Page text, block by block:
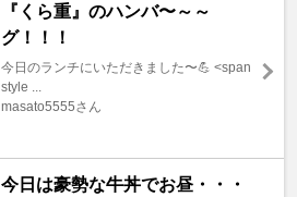
『くら重』のハンバ〜～～
グ！！！
今日のランチにいただきました〜💪 <span
style ...
masato5555さん
今日は豪勢な牛丼でお昼・・・